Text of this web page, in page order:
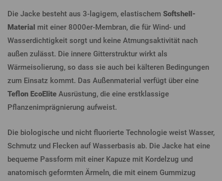
Die Jacke besteht aus 3-lagigem, elastischem Softshell-
Material mit einer 8000er-Membran, die für Wind- und
Wasserdichtigkeit sorgt und keine Atmungsaktivität nach
außen zulässt. Die innere Gitterstruktur wirkt als
Wärmeisolierung, so dass sie auch bei kälteren Bedingungen
zum Einsatz kommt. Das Außenmaterial verfügt über eine
Teflon EcoElite Ausrüstung, die eine erstklassige
Pflanzenimprägnierung aufweist.
Die biologische und nicht fluorierte Technologie weist Wasser,
Schmutz und Flecken auf Wasserbasis ab. Die Jacke hat eine
bequeme Passform mit einer Kapuze mit Kordelzug und
anatomisch geformten Ärmeln, die mit einem Gummizug